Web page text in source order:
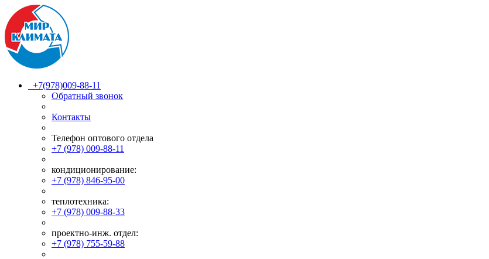
+7(978)009-88-11
Обратный звонок
Контакты
Телефон оптового отдела
+7 (978) 009-88-11
кондиционирование:
+7 (978) 846-95-00
теплотехника:
+7 (978) 009-88-33
проектно-инж. отдел:
+7 (978) 755-59-88